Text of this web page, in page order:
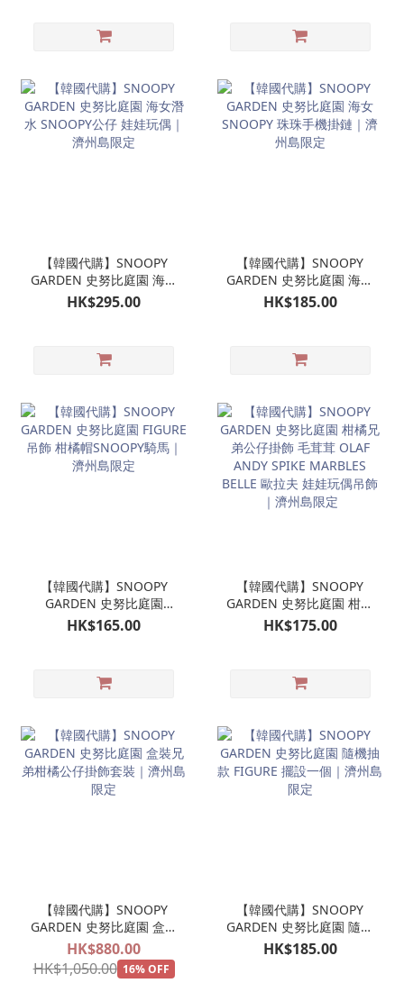
【韓國代購】SNOOPY
GARDEN 史努比庭園 海女
潛水 SNOOPY公仔 娃娃玩
偶｜濟州島限定
HK$295.00
【韓國代購】SNOOPY
GARDEN 史努比庭園 海女
SNOOPY 珠珠手機掛鏈｜
濟州島限定
HK$185.00
【韓國代購】SNOOPY
GARDEN 史努比庭園
FIGURE吊飾 柑橘帽
SNOOPY騎馬｜濟州島限
HK$165.00
【韓國代購】SNOOPY
GARDEN 史努比庭園 柑橘
兄弟公仔掛飾 毛茸茸
OLAF ANDY SPIKE
定
HK$175.00
【韓國代購】SNOOPY
GARDEN 史努比庭園 盒裝
兄弟柑橘公仔掛飾套裝｜
濟州島限定
HK$880.00
HK$1,050.00 16% OFF
【韓國代購】SNOOPY
GARDEN 史努比庭園 隨機
抽款 FIGURE 擺設一個｜
HK$185.00